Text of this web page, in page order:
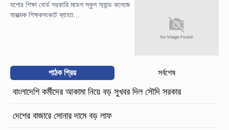
যশোর শিক্ষা বোর্ড সরকারি মডেল স্কুল অ্যান্ড কলেজে
মারাত্মক শিক্ষকসংকটে ব্যাহত...
পাঠক প্রিয় সর্বশেষ
বাংলাদেশি কর্মীদের আকামা নিয়ে বড় সুখবর দিল সৌদি সরকার
দেশের বাজারে সোনার দামে বড় লাফ